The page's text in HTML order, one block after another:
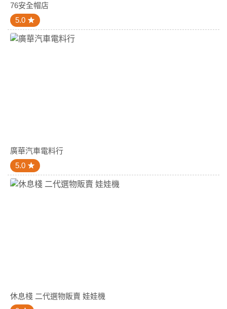
76安全帽店
5.0
廣華汽車電料行
5.0
休息棧 二代選物販賣 娃娃機